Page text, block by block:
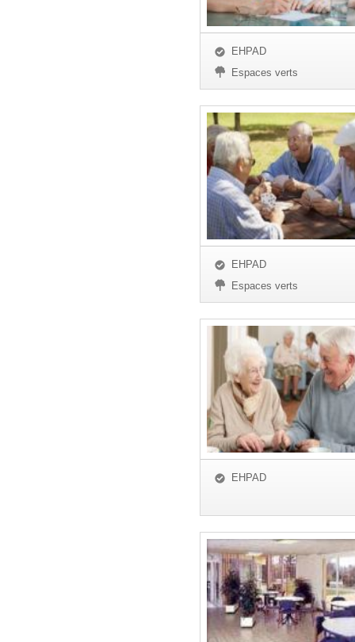
EHPAD
Espaces verts
EHPAD
Espaces verts
EHPAD